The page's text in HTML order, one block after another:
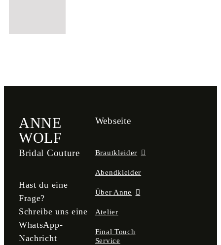
ANNE
WOLF
Bridal Couture
Hast du eine
Frage?
Schreibe uns eine
WhatsApp-
Nachricht
Webseite
Brautkleider
Abendkleider
Über Anne
Atelier
Final Touch
Service